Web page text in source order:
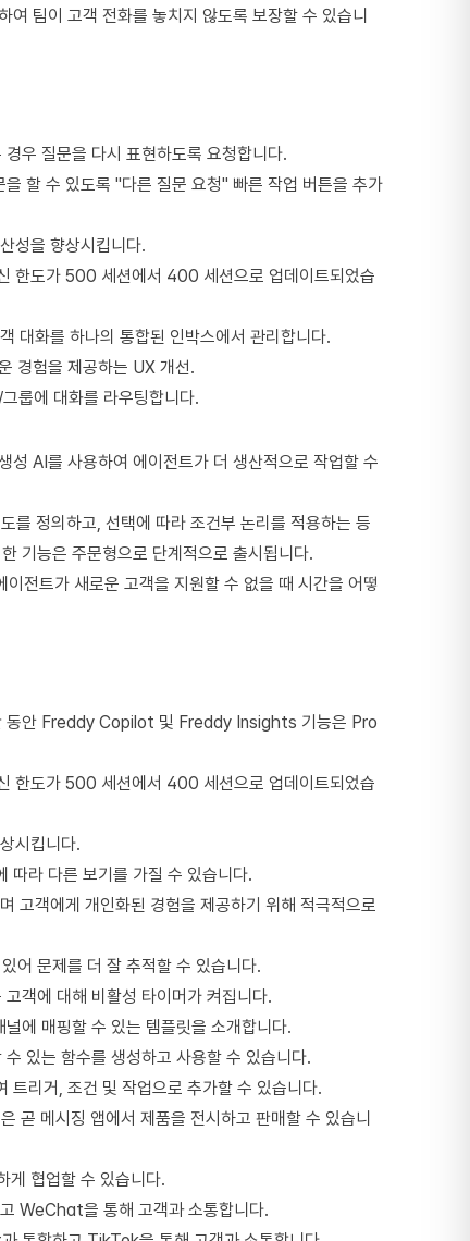
팀이 고객 전화를 놓치지 않도록 보장할 수 있습니
우 질문을 다시 표현하도록 요청합니다.
할 수 있도록 "다른 질문 요청" 빠른 작업 버튼을 추가
성을 향상시킵니다.
한도가 500 세션에서 400 세션으로 업데이트되었습
화를 하나의 통합된 인박스에서 관리합니다.
경험을 제공하는 UX 개선.
룹에 대화를 라우팅합니다.
AI를 사용하여 에이전트가 더 생산적으로 작업할 수
를 정의하고, 선택에 따라 조건부 논리를 적용하는 등
기능은 주문형으로 단계적으로 출시됩니다.
전트가 새로운 고객을 지원할 수 없을 때 시간을 어떻
동안 Freddy Copilot 및 Freddy Insights 기능은 Pro
한도가 500 세션에서 400 세션으로 업데이트되었습
시킵니다.
따라 다른 보기를 가질 수 있습니다.
고객에게 개인화된 경험을 제공하기 위해 적극적으로
어 문제를 더 잘 추적할 수 있습니다.
객에 대해 비활성 타이머가 켜집니다.
에 매핑할 수 있는 템플릿을 소개합니다.
있는 함수를 생성하고 사용할 수 있습니다.
트리거, 조건 및 작업으로 추가할 수 있습니다.
메시징 앱에서 제품을 전시하고 판매할 수 있습니
협업할 수 있습니다.
WeChat을 통해 고객과 소통합니다.